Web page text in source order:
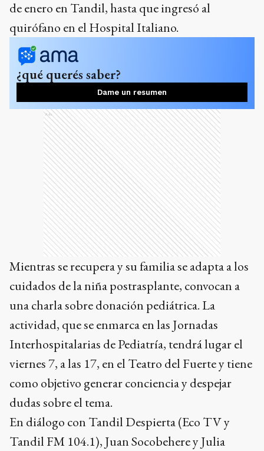
de enero en Tandil, hasta que ingresó al
quirófano en el Hospital Italiano.
¿qué querés saber?
Dame un resumen
Ads
Mientras se recupera y su familia se adapta a los
cuidados de la niña postrasplante, convocan a
una charla sobre donación pediátrica. La
actividad, que se enmarca en las Jornadas
Interhospitalarias de Pediatría, tendrá lugar el
viernes 7, a las 17, en el Teatro del Fuerte y tiene
como objetivo generar conciencia y despejar
dudas sobre el tema.
En diálogo con Tandil Despierta (Eco TV y
Tandil FM 104.1), Juan Socobehere y Julia